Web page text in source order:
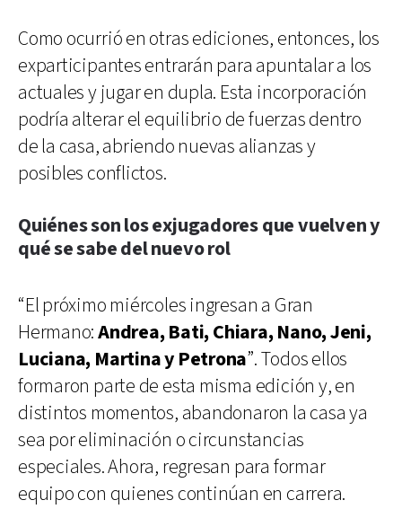
Como ocurrió en otras ediciones, entonces, los
exparticipantes entrarán para apuntalar a los
actuales y jugar en dupla. Esta incorporación
podría alterar el equilibrio de fuerzas dentro
de la casa, abriendo nuevas alianzas y
posibles conflictos.
Quiénes son los exjugadores que vuelven y
qué se sabe del nuevo rol
“El próximo miércoles ingresan a Gran
Hermano:Andrea, Bati, Chiara, Nano, Jeni,
Luciana, Martina y Petrona”. Todos ellos
formaron parte de esta misma edición y, en
distintos momentos, abandonaron la casa ya
sea por eliminación o circunstancias
especiales. Ahora, regresan para formar
equipo con quienes continúan en carrera.